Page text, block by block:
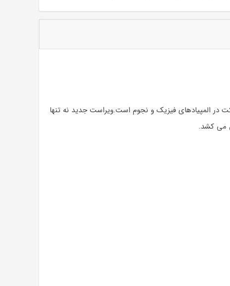
در المپیادهای فیزیک و نجوم است.ویراست جدید نه تنها
می کشد.